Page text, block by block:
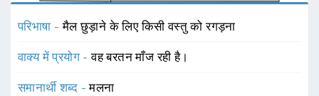
परिभाषा -मैल छुड़ाने के लिए किसी वस्तु को रगड़ना
वाक्य में प्रयोग -वह बरतन माँज रही है।
समानार्थी शब्द -मलना